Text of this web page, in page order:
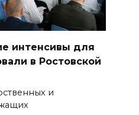
интенсивы для
в Ростовской
и